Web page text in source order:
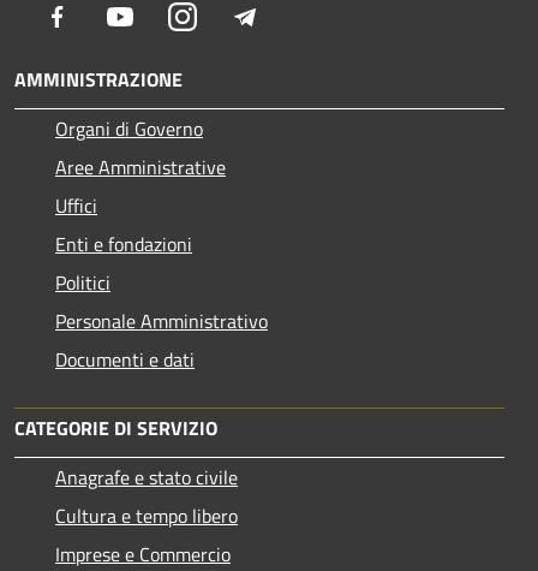
Facebook YoutubeInstagram
AMMINISTRAZIONE
Organi di Governo
Aree Amministrative
Uffici
Enti e fondazioni
Politici
Personale Amministrativo
Documenti e dati
CATEGORIE DI SERVIZIO
Anagrafe e stato civile
Cultura e tempo libero
Imprese e Commercio